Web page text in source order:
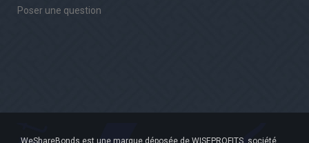
Poser une question